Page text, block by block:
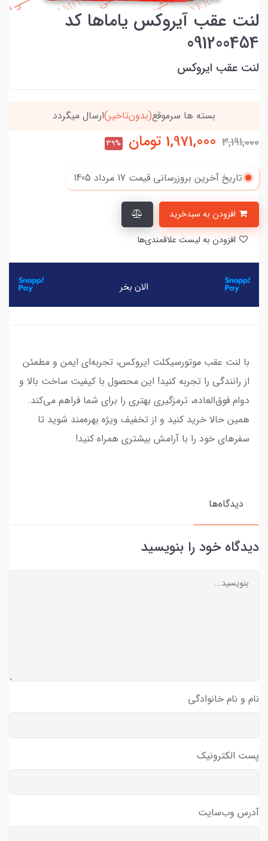
لنت عقب آیروکس یاماها کد
091200454
لنت عقب ایروکس
خریدتو به5میلیون برسون،ارسالت‌رایگانه
3,191,000
1,971,000 تومان 39%
تاریخ آخرین بروزرسانی قیمت 17 مرداد 1405
با لنت عقب موتورسیکلت ایروکس، تجربه‌ای ایمن و مطمئن
از رانندگی را تجربه کنید! این محصول با کیفیت ساخت بالا و
دوام فوق‌العاده، ترمزگیری بهتری را برای شما فراهم می‌کند.
همین حالا خرید کنید و از تخفیف ویژه بهره‌مند شوید تا
سفرهای خود را با آرامش بیشتری همراه کنید!
دیدگاه‌ها
دیدگاه خود را بنویسید
نام و نام خانوادگی
پست الکترونیک
آدرس وب‌سایت